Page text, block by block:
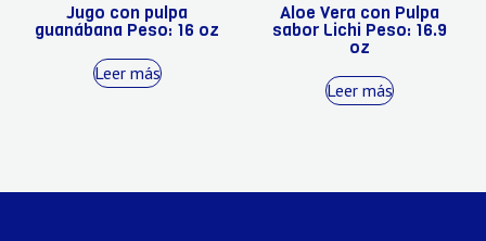
Jugo con pulpa
guanábana Peso: 16 oz
Leer más
Aloe Vera con Pulpa
sabor Lichi Peso: 16.9
oz
Leer más